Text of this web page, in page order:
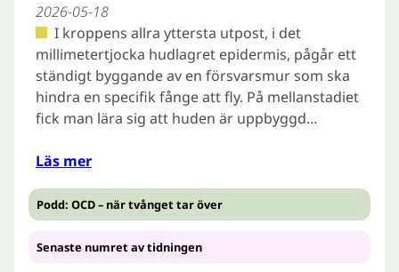
2026-05-18
I kroppens allra yttersta utpost, i det
millimetertjocka hudlagret epidermis, pågår ett
ständigt byggande av en försvarsmur som ska
hindra en specifik fånge att fly. På mellanstadiet
fick man lära sig att huden är uppbyggd…
Läs mer
Podd: OCD – när tvånget tar över
Senaste numret av tidningen